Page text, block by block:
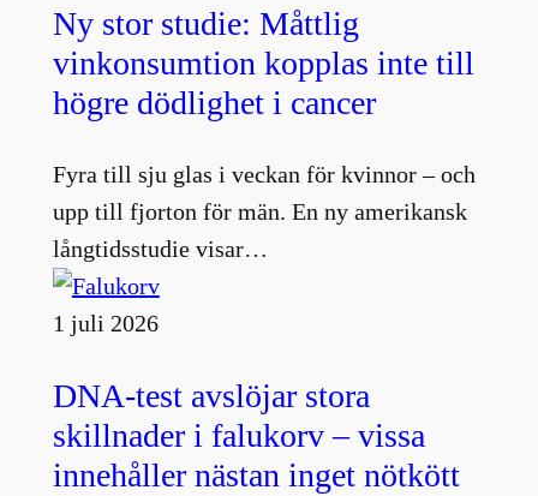
Ny stor studie: Måttlig
vinkonsumtion kopplas inte till
högre dödlighet i cancer
Fyra till sju glas i veckan för kvinnor – och
upp till fjorton för män. En ny amerikansk
långtidsstudie visar…
1 juli 2026
DNA-test avslöjar stora
skillnader i falukorv – vissa
innehåller nästan inget nötkött